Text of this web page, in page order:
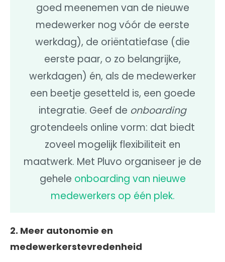
goed meenemen van de nieuwe
medewerker nog vóór de eerste
werkdag), de oriëntatiefase (die
eerste paar, o zo belangrijke,
werkdagen) én, als de medewerker
een beetje gesetteld is, een goede
integratie. Geef de onboarding
grotendeels online vorm: dat biedt
zoveel mogelijk flexibiliteit en
maatwerk. Met Pluvo organiseer je de
gehele onboarding van nieuwe
medewerkers op één plek.
2. Meer autonomie en
medewerkerstevredenheid